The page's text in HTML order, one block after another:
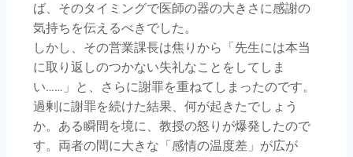
ば、そのタイミングで医師の器の大きさに感謝の
気持ちを伝えるべきでした。
しかし、その営業課長は焦りから「先生には本当
に取り返しのつかない失礼なことをしてしま
い……」と、さらに謝罪を重ねてしまったのです。
過剰に謝罪を続けた結果、何が起きたでしょう
か。ある瞬間を境に、教授の怒りが爆発したので
す。両者の間に大きな「感情の温度差」が広が